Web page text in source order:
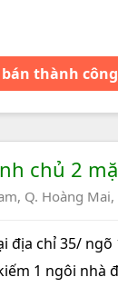
thành
chủ 2
Q. Hoàng Mai,
địa chỉ 35/
1 ngôi nhà